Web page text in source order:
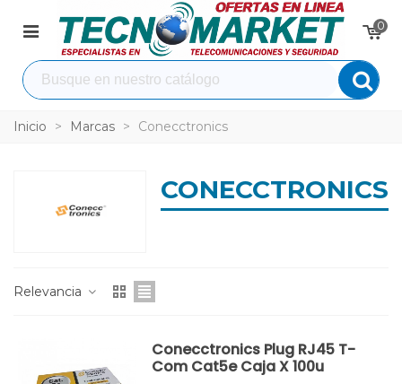
0
Inicio > Marcas > Conecctronics
CONECCTRONICS
Relevancia
Conecctronics Plug RJ45 T-
Com Cat5e Caja X 100u